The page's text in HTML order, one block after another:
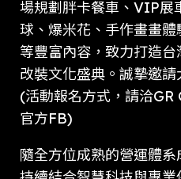
場規劃胖卡餐車、VIP展
球、爆米花、手作畫畫
等豐富內容，致力打造
改裝文化盛典。誠摯邀
(活動報名方式，請洽
官方FB)
隨全方位成熟的營運體